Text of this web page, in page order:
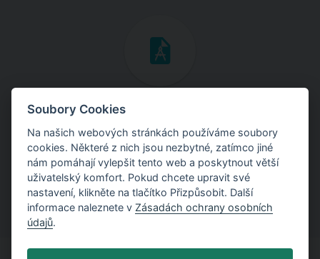
Inženýrské manuály
Stáhněte si manuály s teoretickými i praktickými ukázkami
použití programů.
Soubory Cookies
Na našich webových stránkách používáme soubory
cookies. Některé z nich jsou nezbytné, zatímco jiné
nám pomáhají vylepšit tento web a poskytnout větší
uživatelský komfort. Pokud chcete upravit své
nastavení, klikněte na tlačítko Přizpůsobit. Další
informace naleznete v Zásadách ochrany osobních
údajů.